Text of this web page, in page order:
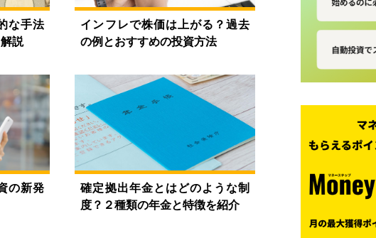
な手法
説
インフレで株価は上がる？過去
の例とおすすめの投資方法
の新発
確定拠出年金とはどのような制
度？２種類の年金と特徴を紹介